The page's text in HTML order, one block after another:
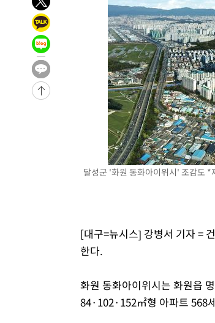
-29238초 전 >
[속보]이 대통령 "부동산 공급 기존 사
실천"
-28323초 전 >
이란, "오만과 '중앙 단일 루트' 합의…
운드는 임시"
-19891초 전 >
"낮 기온 소폭 하락"…수도권 폭염중대
-19855초 전 >
[속보]이 대통령, '호우피해' 안동·의성
선포
-19818초 전 >
[단독]중수청 지원 검사들, 정원 초과
갈 수도
-17789초 전 >
낮 최고 37도 찜통더위…곳곳 소나기·
SK하이닉스, 용인·청주 팹에 54조
여자배구 이재영·이다영 자매, 아제르
외국인 심판 성 접대 7경기 들여다보
[속보]코스닥, 2.86포인트(0.36%) 내
[속보]종합특검, '계엄 수용공간 확보'
외신들도 주목한 韓축구 파문…"국민적
[속보]규제합리화위원회 부위원장에 김
[속보]국힘 윤리위, '돌려차기 발언' 진
달성군 '화원 동화아이위시' 조감도 *
[대구=뉴시스] 강병서 기자 =
한다.
화원 동화아이위시는 화원읍
84·102·152㎡형 아파트 568